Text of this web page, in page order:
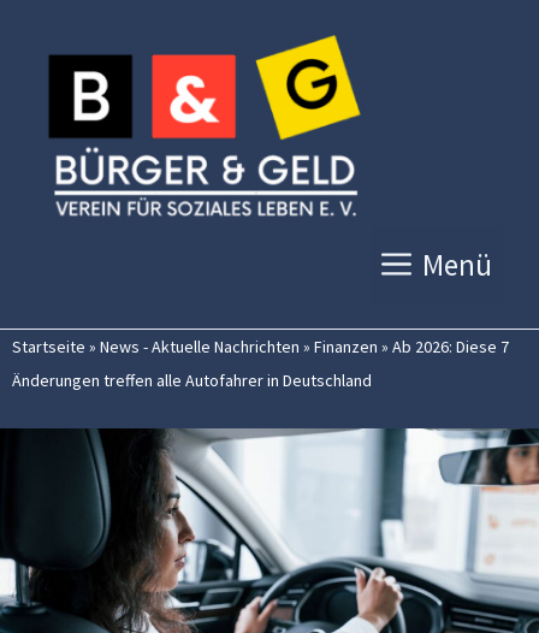
Inhalt
springen
Menü
Startseite » News - Aktuelle Nachrichten » Finanzen » Ab 2026: Diese 7
Änderungen treffen alle Autofahrer in Deutschland